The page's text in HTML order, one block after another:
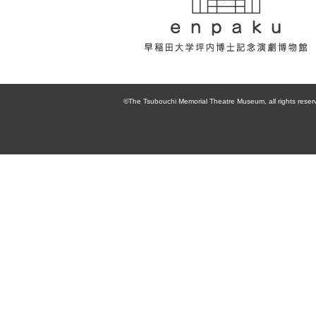
大学坪内博士記
念演劇博物館
©The Tsubouchi Memorial Theatre Museum, all rights